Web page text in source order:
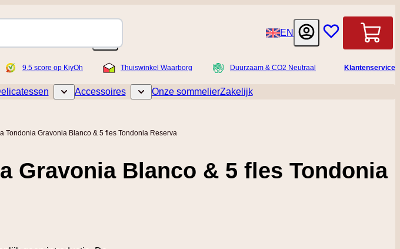
TaalEN
9.5 score op KiyOh Thuiswinkel Waarborg Duurzaam & CO2 Neutraal Klantenservice
submenu for GeschenkenToggle submenu for Delicatessen
Accessoires Toggle submenu for Accessoires
Onze sommelierZakelijk
Tondonia Gravonia Blanco & 5 fles Tondonia Reserva
Gravonia Blanco & 5 fles Tondonia